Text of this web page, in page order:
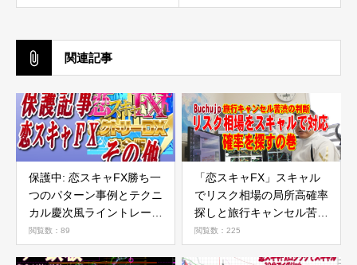
関連記事
保護中: 恋スキャFX勝ち一
つのパターン事例とテクニ
カル慶次風ライントレード
など
閲覧数：89
「恋スキャFX」スキャル
でリスク相場の局所高確率
探しと旅行キャンセル苦渋
決断の件
閲覧数：225